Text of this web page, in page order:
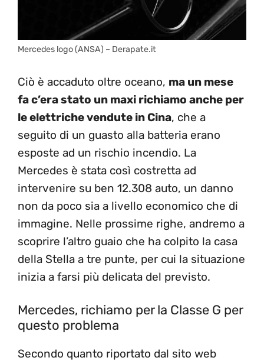
Mercedes logo (ANSA) – Derapate.it
Ciò è accaduto oltre oceano, ma un mese
fa c’era stato un maxi richiamo anche per
le elettriche vendute in Cina, che a
seguito di un guasto alla batteria erano
esposte ad un rischio incendio. La
Mercedes è stata così costretta ad
intervenire su ben 12.308 auto, un danno
non da poco sia a livello economico che di
immagine. Nelle prossime righe, andremo a
scoprire l’altro guaio che ha colpito la casa
della Stella a tre punte, per cui la situazione
inizia a farsi più delicata del previsto.
Mercedes, richiamo per la Classe G per
questo problema
Secondo quanto riportato dal sito web